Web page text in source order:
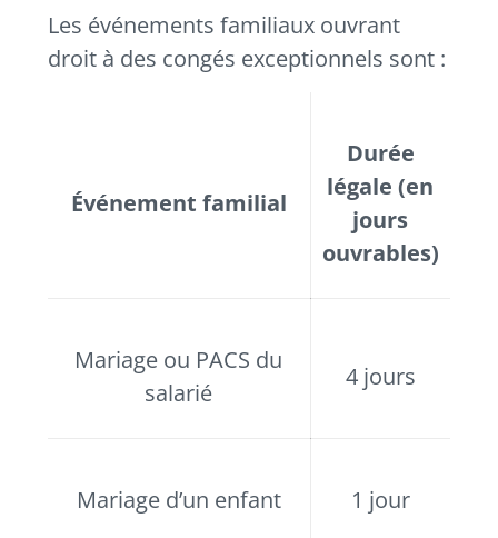
Les événements familiaux ouvrant
droit à des congés exceptionnels sont :
Événement familial
Durée
légale (en
jours
ouvrables)
Mariage ou PACS du
salarié
4 jours
Mariage d’un enfant 1 jour